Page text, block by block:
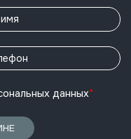
данных*